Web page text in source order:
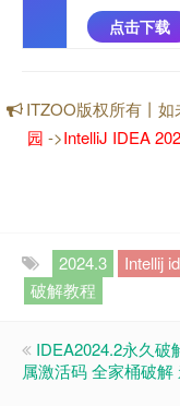
点击下载
ITZOO版权所有丨
园 ->IntelliJ IDEA
2024.3 Intellij
破解教程
IDEA2024.2永久破
属激活码 全家桶破解